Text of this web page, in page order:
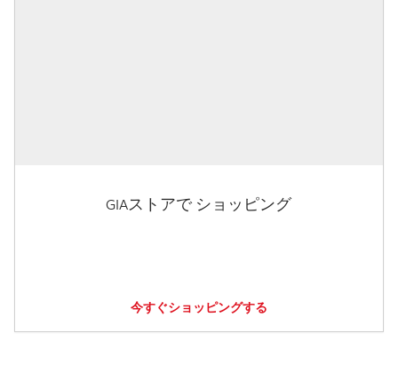
GIAストアで ショッピング
今すぐショッピングする